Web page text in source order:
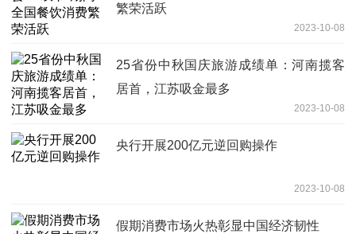
繁荣活跃
2023-10-08
25省份中秋国庆旅游成绩单：河南揽客
居首，江苏吸金最多
2023-10-08
央行开展200亿元逆回购操作
2023-10-08
假期消费市场火热彰显中国经济韧性